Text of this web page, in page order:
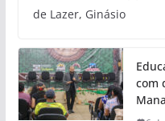
de Lazer, Ginásio
com